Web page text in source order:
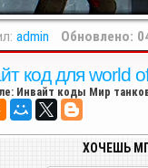
admin Обновлено:
код для world
Инвайт коды Мир
ХОЧЕШЬ